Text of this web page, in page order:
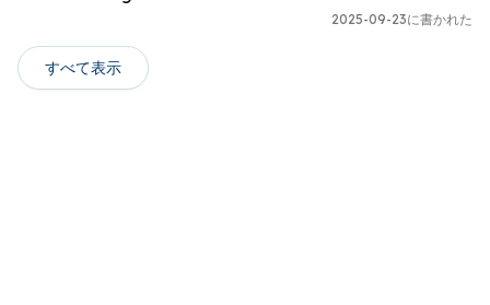
2025-09-23に書かれた
すべて表示